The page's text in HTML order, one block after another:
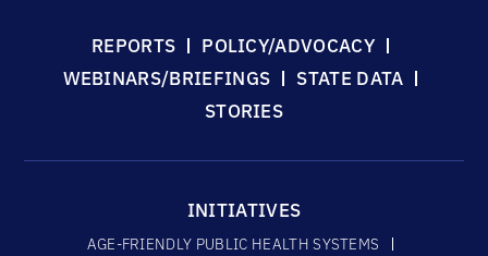
REPORTS
POLICY/ADVOCACY
WEBINARS/BRIEFINGS
STATE DATA
STORIES
INITIATIVES
AGE-FRIENDLY PUBLIC HEALTH SYSTEMS